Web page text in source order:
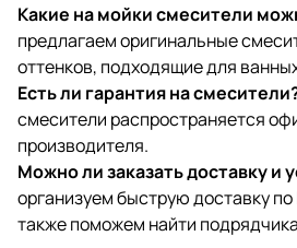
Какие на мойки смесители
предлагаем оригинальные
оттенков, подходящие для
Есть ли гарантия на
смесители распространяется
производителя.
Можно ли заказать доставку и
организуем быструю доставку
также поможем найти